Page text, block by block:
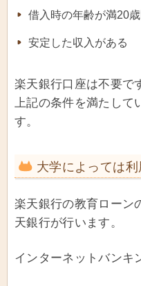
借入時の年齢が満20
安定した収入がある
楽天銀行口座は不要で
上記の条件を満たして
す。
大学によっては利
楽天銀行の教育ローン
天銀行が行います。
インターネットバンキ